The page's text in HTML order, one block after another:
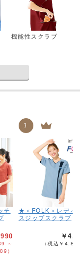
機能性スクラブ
チ
～
）
3
★＜FOLK＞レディ
スジップスクラブ
￥
（税込￥